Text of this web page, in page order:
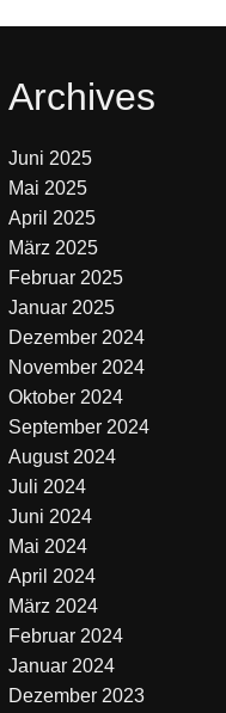
Archives
Juni 2025
Mai 2025
April 2025
März 2025
Februar 2025
Januar 2025
Dezember 2024
November 2024
Oktober 2024
September 2024
August 2024
Juli 2024
Juni 2024
Mai 2024
April 2024
März 2024
Februar 2024
Januar 2024
Dezember 2023